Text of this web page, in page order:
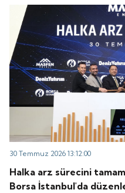
30 Temmuz 2026 13:12:00
Halka arz sürecini
Borsa İstanbul'da